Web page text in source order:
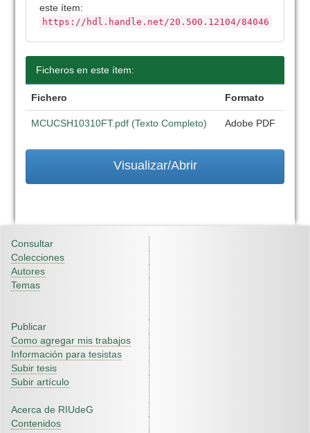
este ítem:
https://hdl.handle.net/20.500.12104/84046
Ficheros en este ítem:
Fichero Formato
MCUCSH10310FT.pdf (Texto Completo) Adobe PDF
Visualizar/Abrir
Consultar
Colecciones
Autores
Temas
Publicar
Como agregar mis trabajos
Información para tesistas
Subir tesis
Subir artículo
Acerca de RIUdeG
Contenidos